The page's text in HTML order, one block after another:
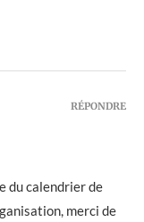
du calendrier de
merci de
RÉPONDRE